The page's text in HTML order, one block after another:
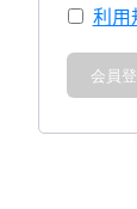
利用
会員